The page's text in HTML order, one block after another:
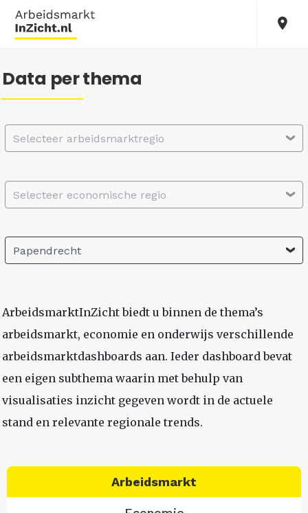
Data per thema
Selecteer arbeidsmarktregio
Selecteer economische regio
Papendrecht
ArbeidsmarktInZicht biedt u binnen de thema’s
arbeidsmarkt, economie en onderwijs verschillende
arbeidsmarktdashboards aan. Ieder dashboard bevat
een eigen subthema waarin met behulp van
visualisaties inzicht gegeven wordt in de actuele
stand en relevante regionale trends.
Arbeidsmarkt